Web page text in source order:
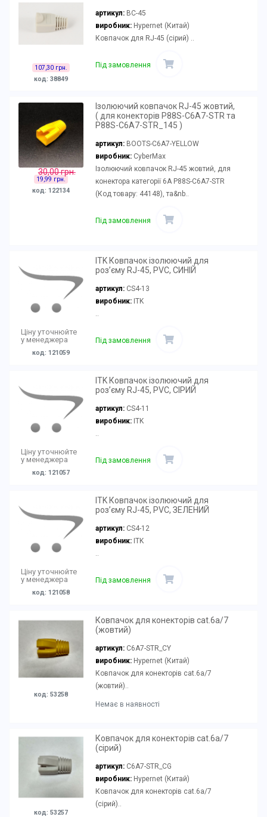
107,30 грн.
код: 38849
артикул: BC-45
виробник:Hypernet (Китай)
Ковпачок для RJ-45 (сірий) ..
Під замовлення
30,00 грн.
19,99 грн.
код: 122134
Ізолюючий ковпачок RJ-45 жовтий,
( для конекторів P88S-C6A7-STR та
P88S-C6A7-STR_145 )
артикул: BOOTS-C6A7-YELLOW
виробник:CyberMax
Ізолюючий ковпачок RJ-45 жовтий, для
конектора категорії 6А P88S-C6A7-STR
(Код товару: 44148), та&nb..
Під замовлення
Ціну уточнюйте
у менеджера
код: 121059
ITK Ковпачок ізолюючий для
роз’єму RJ-45, PVC, СИНІЙ
артикул: CS4-13
виробник:ITK
..
Під замовлення
Ціну уточнюйте
у менеджера
код: 121057
ITK Ковпачок ізолюючий для
роз’єму RJ-45, PVC, СІРИЙ
артикул: CS4-11
виробник:ITK
..
Під замовлення
Ціну уточнюйте
у менеджера
код: 121058
ITK Ковпачок ізолюючий для
роз’єму RJ-45, PVC, ЗЕЛЕНИЙ
артикул: CS4-12
виробник:ITK
..
Під замовлення
код: 53258
Ковпачок для конекторів cat.6a/7
(жовтий)
артикул: C6A7-STR_CY
виробник:Hypernet (Китай)
Ковпачок для конекторів cat.6a/7
(жовтий)..
Немає в наявності
код: 53257
Ковпачок для конекторів cat.6a/7
(сірий)
артикул: C6A7-STR_CG
виробник:Hypernet (Китай)
Ковпачок для конекторів cat.6a/7
(сірий)..